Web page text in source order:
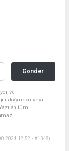
Gönder
ve
doğrudan veya
tüm
12:52 - #1848)